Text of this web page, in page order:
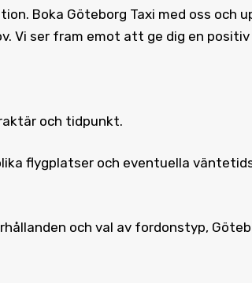
Boka Göteborg Taxi med oss och
Vi ser fram emot att ge dig en positiv
och tidpunkt.
flygplatser och eventuella
och val av fordonstyp,